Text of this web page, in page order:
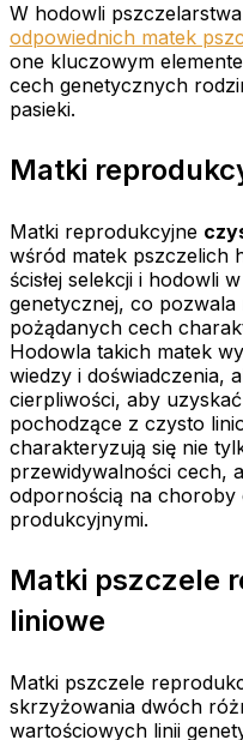
W hodowli
odpowiednich matek
one kluczowym
cech genetycznych
pasieki.
Matki
Matki reprodukcyjne
wśród matek pszczelich
ścisłej selekcji i hodowli
genetycznej, co
pożądanych cech
Hodowla takich matek
wiedzy i doświadczenia,
cierpliwości, aby
pochodzące z czysto
charakteryzują się nie
przewidywalności cech,
odpornością na choroby
produkcyjnymi.
Matki pszczele
liniowe
Matki pszczele
skrzyżowania dwóch
wartościowych linii